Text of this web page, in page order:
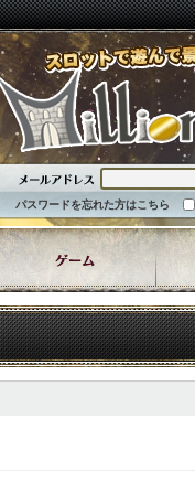
パスワードを忘れた方はこちら